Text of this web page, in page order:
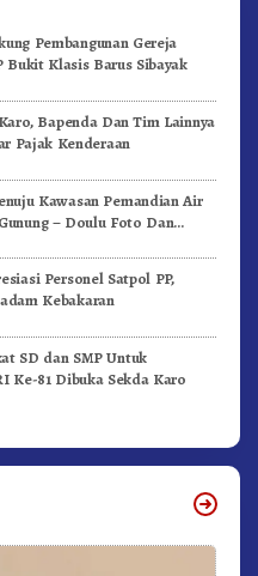
Pembangunan Gereja
Klasis Barus Sibayak
Bapenda Dan Tim Lainnya
Pajak Kenderaan
Kawasan Pemandian Air
– Doulu Foto Dan
Personel Satpol PP,
Kebakaran
SD dan SMP Untuk
Ke-81 Dibuka Sekda Karo